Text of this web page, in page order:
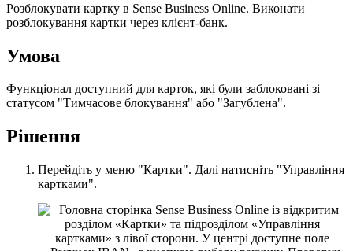
Розблокувати картку в Sense Business Online. Виконати
розблокування картки через клієнт-банк.
Умова
Функціонал доступний для карток, які були заблоковані зі
статусом "Тимчасове блокування" або "Загублена".
Рішення
Перейдіть у меню "Картки". Далі натисніть "Управління
картками".